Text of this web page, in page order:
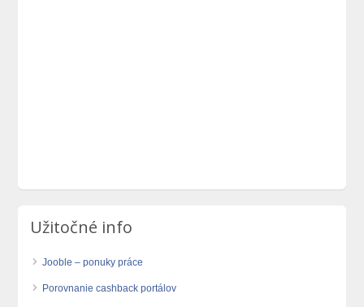
Užitočné info
Jooble – ponuky práce
Porovnanie cashback portálov